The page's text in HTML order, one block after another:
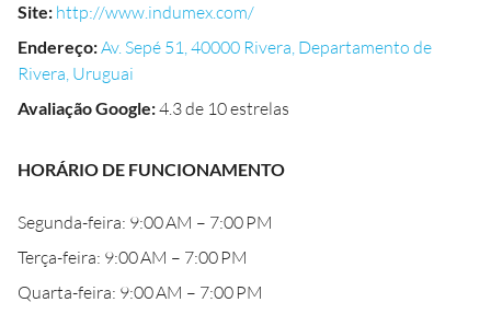
Site: http://www.indumex.com/
Endereço:Av. Sepé 51, 40000 Rivera, Departamento de
Rivera, Uruguai
Avaliação Google:4.3 de 10 estrelas
HORÁRIO DE FUNCIONAMENTO
Segunda-feira: 9:00 AM – 7:00 PM
Terça-feira: 9:00 AM – 7:00 PM
Quarta-feira: 9:00 AM – 7:00 PM